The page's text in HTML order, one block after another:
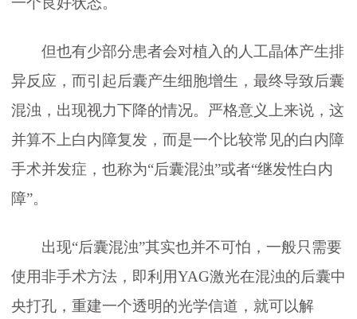
但也有少部分患者会对植入的人工晶体产生排
异反应，而引起后囊产生细胞增生，最终导致后囊
混浊，出现视力下降的情况。严格意义上来说，这
并算不上白内障复发，而是一个比较常见的白内障
手术并发症，也称为“后囊混浊”或者“继发性白内
障”。
出现“后囊混浊”其实也并不可怕，一般只需要
使用非手术方法，即利用YAG激光在混浊的后囊中
央打孔，重建一个透明的光学信道，就可以解